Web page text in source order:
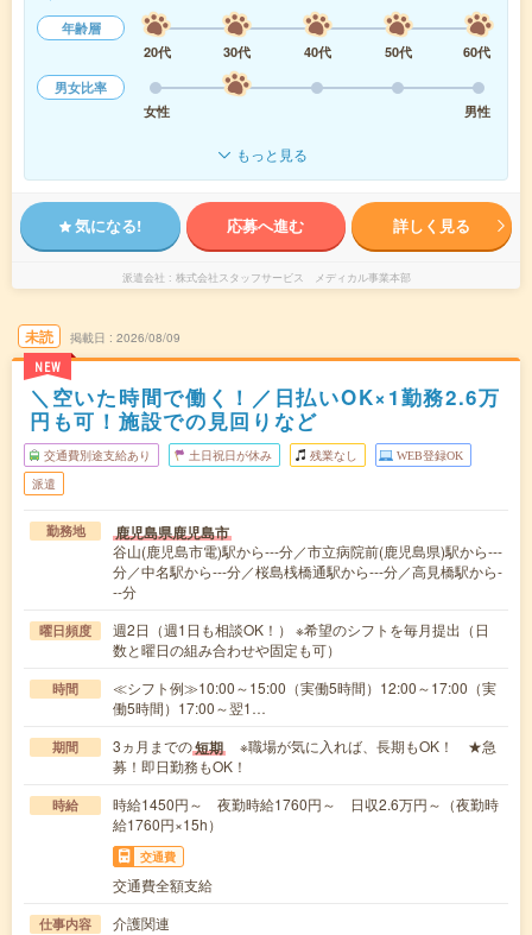
年齢層
20代
30代 40代 50代
60代
男女比率
女性
男性
もっと見る
気になる! 応募へ進む 詳しく見る
派遣会社 株式会社スタッフサービス メディカル事業本部
未読
NEW
掲載日 2026/08/09
＼空いた時間で働く！／日払いOK×1勤務2.6万
円も可！施設での見回りなど
交通費別途支給あり 土日祝日が休み 残業なし WEB登録OK
派遣
勤務地 鹿児島県鹿児島市
谷山(鹿児島市電)駅から---分／市立病院前(鹿児島県)駅から---
分／中名駅から---分／桜島桟橋通駅から---分／高見橋駅から-
--分
曜日頻度
週2日（週1日も相談OK！） ※希望のシフトを毎月提出（日
数と曜日の組み合わせや固定も可）
時間
≪シフト例≫10:00～15:00（実働5時間）12:00～17:00（実
働5時間）17:00～翌1…
期間 3ヵ月までの短期
※職場が気に入れば、長期もOK！ ★急
募！即日勤務もOK！
時給
時給1450円～ 夜勤時給1760円～ 日収2.6万円～（夜勤時
給1760円×15h）
交通費
交通費全額支給
仕事内容
介護関連